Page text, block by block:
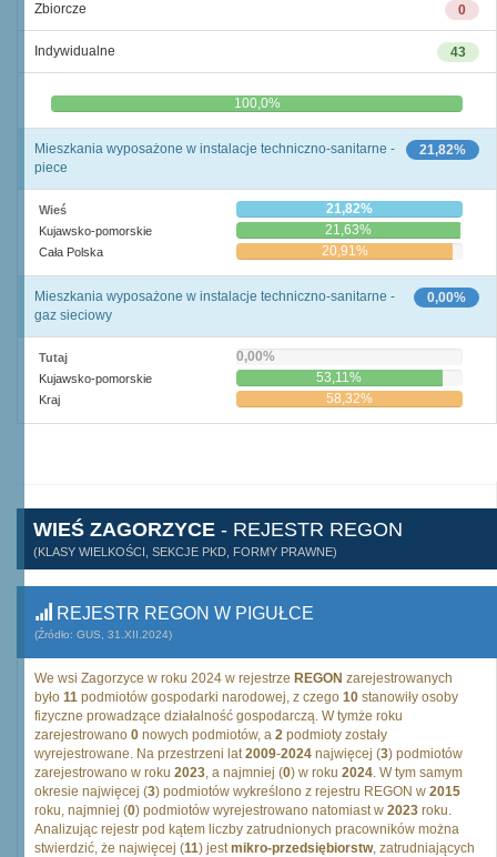
0
Zbiorcze
43
Indywidualne
0,0% 100,0%
21,82%
Mieszkania wyposażone w instalacje techniczno-sanitarne -
piece
Wieś 21,82%
Kujawsko-pomorskie 21,63%
Cała Polska 20,91%
0,00%
Mieszkania wyposażone w instalacje techniczno-sanitarne -
gaz sieciowy
Tutaj 0,00%
Kujawsko-pomorskie 53,11%
Kraj 58,32%
WIEŚ ZAGORZYCE - REJESTR REGON
(KLASY WIELKOŚCI, SEKCJE PKD, FORMY PRAWNE)
REJESTR REGON W PIGUŁCE
(Źródło: GUS, 31.XII.2024)
We wsi Zagorzyce w roku 2024 w rejestrze REGON zarejestrowanych
było 11 podmiotów gospodarki narodowej, z czego 10 stanowiły osoby
fizyczne prowadzące działalność gospodarczą. W tymże roku
zarejestrowano 0 nowych podmiotów, a 2 podmioty zostały
wyrejestrowane. Na przestrzeni lat2009-2024 najwięcej (3) podmiotów
zarejestrowano w roku 2023, a najmniej (0) w roku 2024. W tym samym
okresie najwięcej (3) podmiotów wykreślono z rejestru REGON w 2015
roku, najmniej (0) podmiotów wyrejestrowano natomiast w 2023 roku.
Analizując rejestr pod kątem liczby zatrudnionych pracowników można
stwierdzić, że najwięcej (11) jestmikro-przedsiębiorstw, zatrudniających